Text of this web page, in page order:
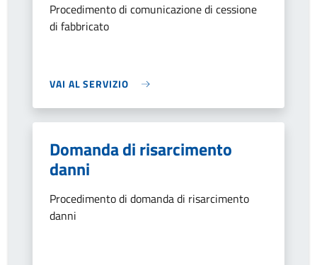
Procedimento di comunicazione di cessione
di fabbricato
VAI AL SERVIZIO
Domanda di risarcimento
danni
Procedimento di domanda di risarcimento
danni